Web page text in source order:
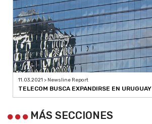
11.03.2021 > Newsline Report
TELECOM BUSCA EXPANDIRSE EN URUGUAY
MÁS SECCIONES